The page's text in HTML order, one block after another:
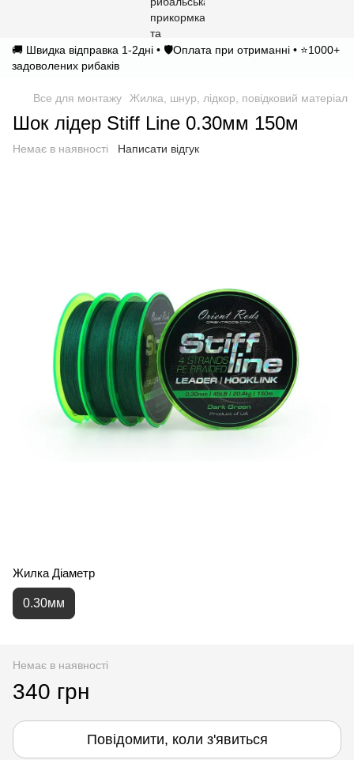
🚚 Швидка відправка 1-2дні • 🛡️Оплата при отриманні • ⭐1000+
задоволених рибаків
Все для монтажу Жилка, шнур, лідкор, повідковий матеріал
Шок лідер Stiff Line 0.30мм 150м
Немає в наявності Написати відгук
Жилка Діаметр
0.30мм
Немає в наявності
340 грн
Повідомити, коли з'явиться